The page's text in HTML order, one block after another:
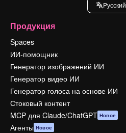
Pусский
Продукция
Spaces
ИИ-помощник
Генератор изображений ИИ
Генератор видео ИИ
Генератор голоса на основе ИИ
Стоковый контент
MCP для Claude/ChatGPT Новое
Агенты Новое